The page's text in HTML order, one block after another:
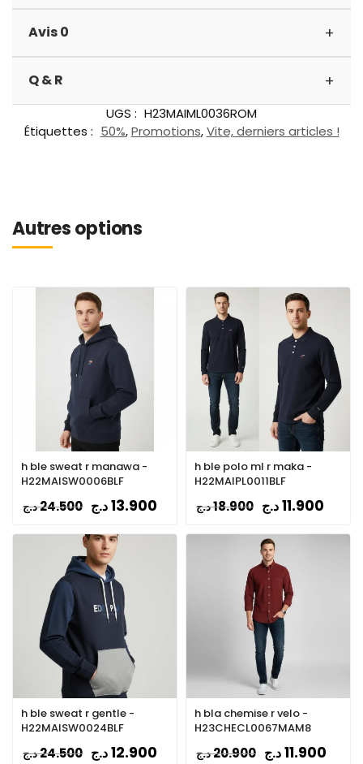
Avis 0 +
Q & R +
UGS : H23MAIML0036ROM
Étiquettes : 50%,Promotions,Vite, derniers articles !
Autres options
h ble sweat r manawa -
H22MAISW0006BLF
24.500د.ج 13.900د.ج
h ble polo ml r maka -
H22MAIPL0011BLF
18.900د.ج 11.900د.ج
h ble sweat r gentle -
H22MAISW0024BLF
24.500د.ج 12.900د.ج
h bla chemise r velo -
H23CHECL0067MAM8
20.900د.ج 11.900د.ج